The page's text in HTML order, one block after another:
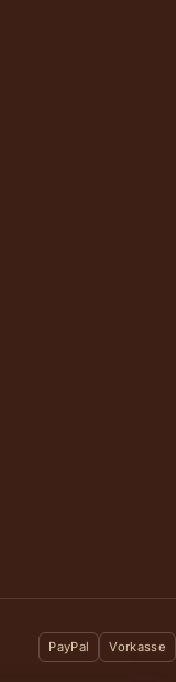
PayPal Vorkasse